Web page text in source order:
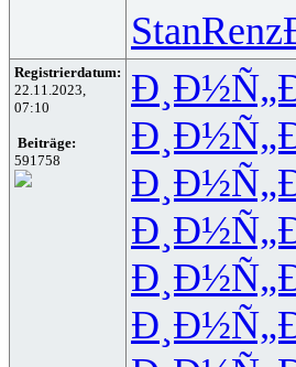
StanRenz
Registrierdatum:
22.11.2023,
07:10
Beiträge:
591758